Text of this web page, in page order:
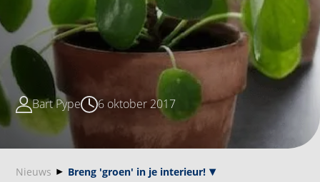
Bart Pype 6 oktober 2017
Nieuws Breng 'groen' in je interieur!